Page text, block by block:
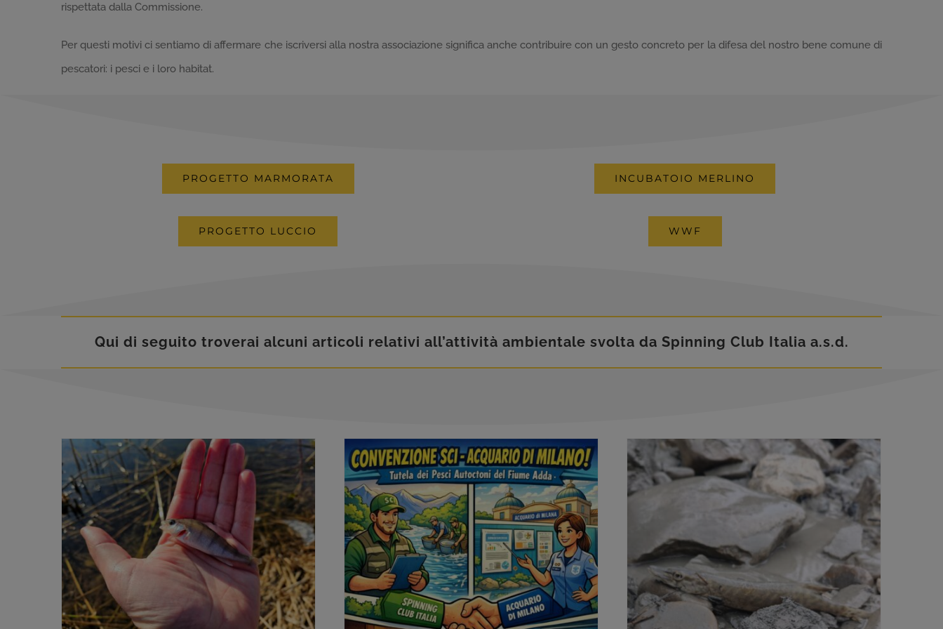
rispettata dalla Commissione.
Per questi motivi ci sentiamo di affermare che iscriversi alla nostra associazione significa anche contribuire con un gesto concreto per la difesa del nostro bene comune di
pescatori: i pesci e i loro habitat.
PROGETTO MARMORATA INCUBATOIO MERLINO
PROGETTO LUCCIO WWF
Qui di seguito troverai alcuni articoli relativi all’attività ambientale svolta da Spinning Club Italia a.s.d.